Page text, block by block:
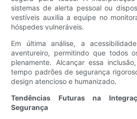
sistemas de alerta pessoal ou
vestíveis auxilia a equipe no
hóspedes vulneráveis.
Em última análise, a
aventureiro, permitindo que todos
plenamente. Alcançar essa
tempo padrões de segurança
design atencioso e humanizado.
Tendências Futuras na
Segurança